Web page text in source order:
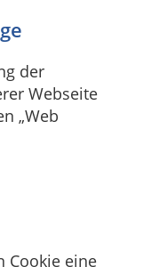
der
Webseite
„Web
Cookie eine